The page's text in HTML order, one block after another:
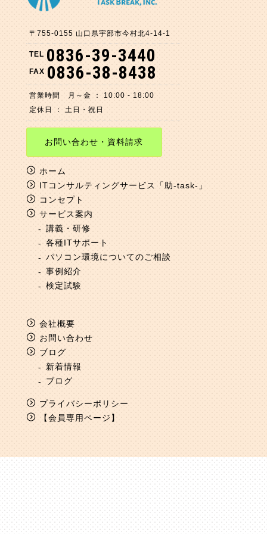
〒755-0155 山口県宇部市今村北4-14-1
TEL 0836-39-3440
FAX 0836-38-8438
営業時間 月～金 ： 10:00 - 18:00
定休日 ： 土日・祝日
お問い合わせ・資料請求
ホーム
ITコンサルティングサービス「助-task-」
コンセプト
サービス案内
講義・研修
各種ITサポート
パソコン環境についてのご相談
事例紹介
検定試験
会社概要
お問い合わせ
ブログ
新着情報
ブログ
プライバシーポリシー
【会員専用ページ】